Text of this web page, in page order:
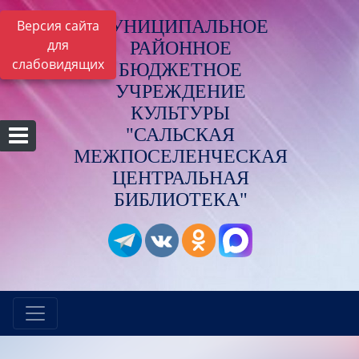
Версия сайта
для
слабовидящих
МУНИЦИПАЛЬНОЕ
РАЙОННОЕ
БЮДЖЕТНОЕ
УЧРЕЖДЕНИЕ
КУЛЬТУРЫ
"САЛЬСКАЯ
МЕЖПОСЕЛЕНЧЕСКАЯ
ЦЕНТРАЛЬНАЯ
БИБЛИОТЕКА"